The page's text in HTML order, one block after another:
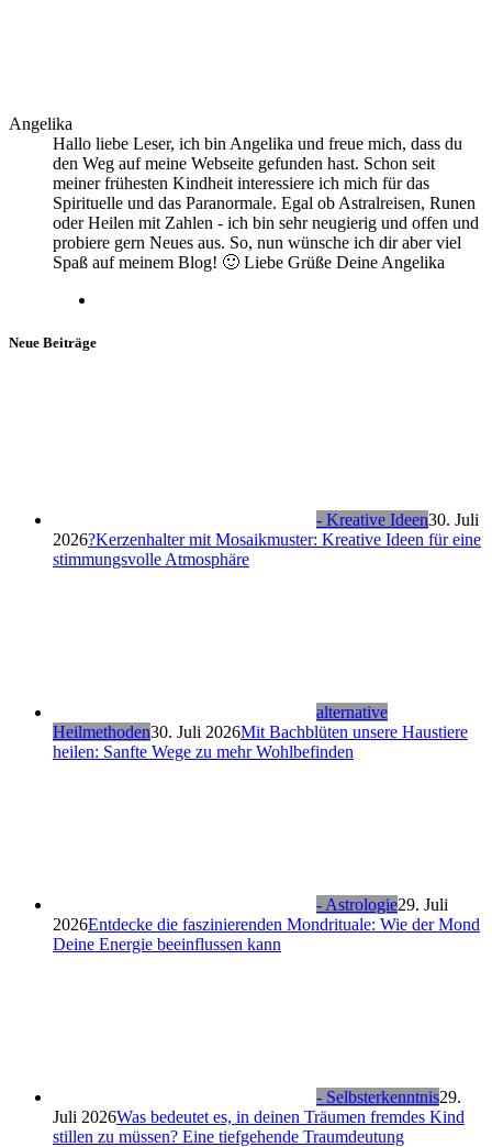
Angelika
Hallo liebe Leser, ich bin Angelika und freue mich, dass du
den Weg auf meine Webseite gefunden hast. Schon seit
meiner frühesten Kindheit interessiere ich mich für das
Spirituelle und das Paranormale. Egal ob Astralreisen, Runen
oder Heilen mit Zahlen - ich bin sehr neugierig und offen und
probiere gern Neues aus. So, nun wünsche ich dir aber viel
Spaß auf meinem Blog! 🙂 Liebe Grüße Deine Angelika
Neue Beiträge
- Kreative Ideen30. Juli
2026?Kerzenhalter mit Mosaikmuster: Kreative Ideen für eine
stimmungsvolle Atmosphäre
alternative
Heilmethoden30. Juli 2026Mit Bachblüten unsere Haustiere
heilen: Sanfte Wege zu mehr Wohlbefinden
- Astrologie29. Juli
2026Entdecke die faszinierenden Mondrituale: Wie der Mond
Deine Energie beeinflussen kann
- Selbsterkenntnis29.
Juli 2026Was bedeutet es, in deinen Träumen fremdes Kind
stillen zu müssen? Eine tiefgehende Traumdeutung